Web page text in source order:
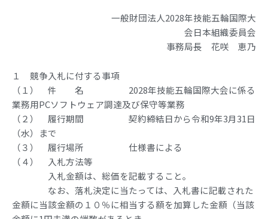
一般財団法人2028年技能五輪国際大
会日本組織委員会
事務局長 花咲 恵乃
１ 競争入札に付する事項
（１） 件 名 2028年技能五輪国際大会に係る
業務用PCソフトウェア調達及び保守等業務
（２） 履行期間 契約締結日から令和9年3月31日
（水）まで
（３） 履行場所 仕様書による
（４） 入札方法等
入札金額は、総価を記載すること。
なお、落札決定に当たっては、入札書に記載された
金額に当該金額の１０％に相当する額を加算した金額（当該